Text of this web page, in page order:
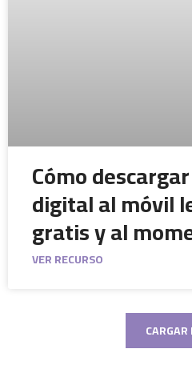
Cómo
digital al móvil
gratis y al
VER RECURSO